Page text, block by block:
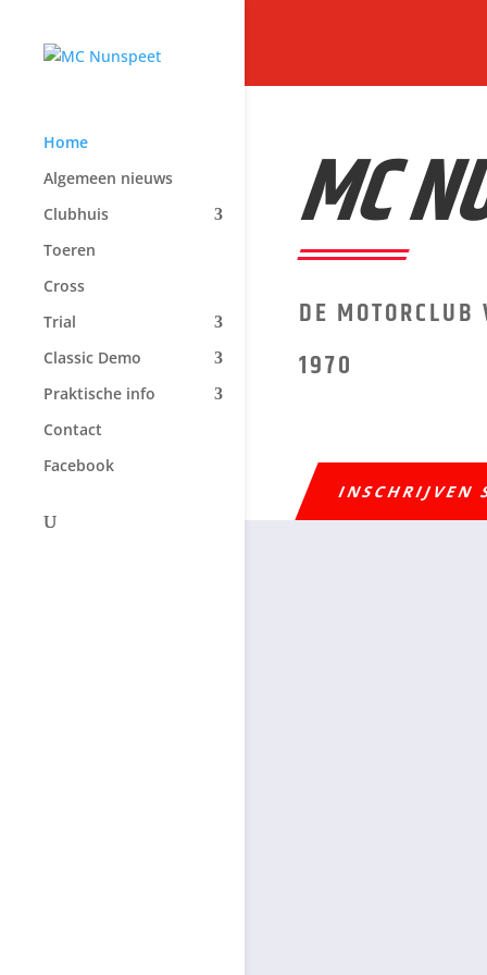
Home
Algemeen nieuws
Clubhuis
Toeren
Cross
Trial
Classic Demo
Praktische info
Contact
Facebook
MC
DE
1970
INSCHRIJVEN